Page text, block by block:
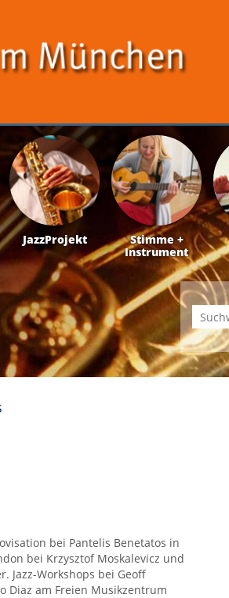
JazzProjekt
Stimme +
Instrument
bei Pantelis Benetatos in
bei Krzysztof Moskalevicz und
Jazz-Workshops bei Geoff
Diaz am Freien Musikzentrum